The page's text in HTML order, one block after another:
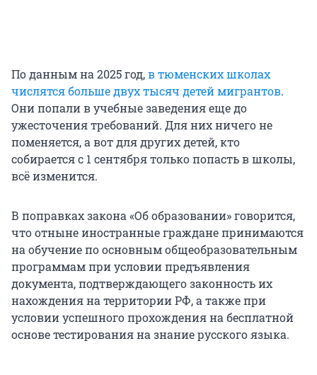
По данным на 2025 год,в тюменских школах
числятся больше двух тысяч детей мигрантов.
Они попали в учебные заведения еще до
ужесточения требований. Для них ничего не
поменяется, а вот для других детей, кто
собирается с 1 сентября только попасть в школы,
всё изменится.
В поправках закона «Об образовании» говорится,
что отныне иностранные граждане принимаются
на обучение по основным общеобразовательным
программам при условии предъявления
документа, подтверждающего законность их
нахождения на территории РФ, а также при
условии успешного прохождения на бесплатной
основе тестирования на знание русского языка.